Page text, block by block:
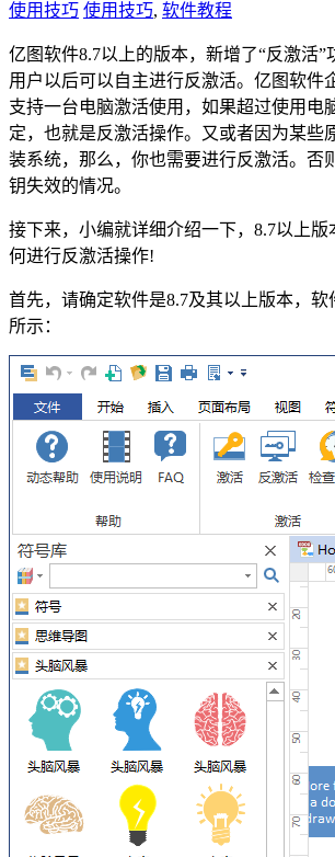
使用技巧 使用技巧, 软件教程
亿图软件8.7以上的版本，新增了“反激活”
用户以后可以自主进行反激活。亿图软件
支持一台电脑激活使用，如果超过使用电
定，也就是反激活操作。又或者因为某些
装系统，那么，你也需要进行反激活。否
钥失效的情况。
接下来，小编就详细介绍一下，8.7以上版
何进行反激活操作!
首先，请确定软件是8.7及其以上版本，软
所示：